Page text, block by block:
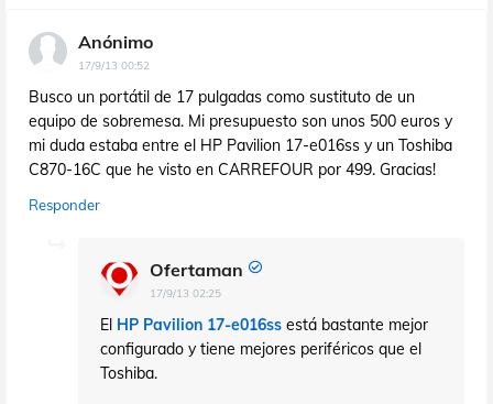
Anónimo
17/9/13 00:52
Busco un portátil de 17 pulgadas como sustituto de un
equipo de sobremesa. Mi presupuesto son unos 500 euros y
mi duda estaba entre el HP Pavilion 17-e016ss y un Toshiba
C870-16C que he visto en CARREFOUR por 499. Gracias!
Responder
Ofertaman
17/9/13 02:25
El HP Pavilion 17-e016ss está bastante mejor
configurado y tiene mejores periféricos que el
Toshiba.